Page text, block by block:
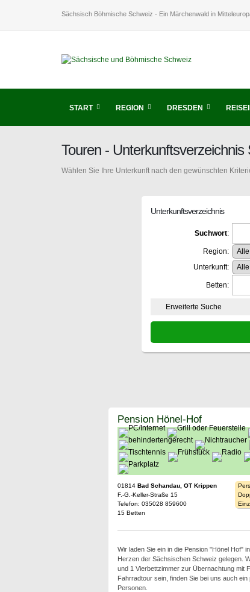
Sächsisch Böhmische Schweiz - Ein Märchenwald in
START REGION DRESDEN
Touren -
Wählen Sie Ihre Unterkunft nach den gewünschten
Unterkunftsverzeichnis
Suchwort:
Region:
Unterkunft:
Betten:
Erweiterte Suche
Pension Hönel-Hof
01814 Bad Schandau, OT Krippen
F.-G.-Keller-Straße 15
Telefon: 035028 859600
15 Betten
Wir laden Sie ein in die Pension "Hönel Hof"
Herzen der Sächsischen Schweiz gelegen.
und 1 Vierbettzimmer zur Übernachtung mit
Fahrradtour sein, finden Sie bei uns auch
Personen.